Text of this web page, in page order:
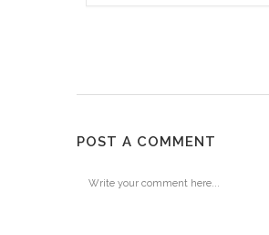
POST A COMMENT